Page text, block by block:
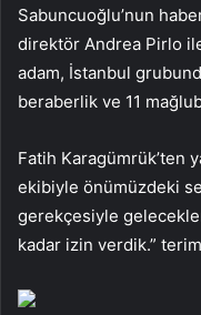
Sabuncuoğlu’nun
direktör Andrea Pirlo
adam, İstanbul
beraberlik ve 11
Fatih Karagümrük’ten
ekibiyle önümüzdeki
gerekçesiyle
kadar izin verdik.”